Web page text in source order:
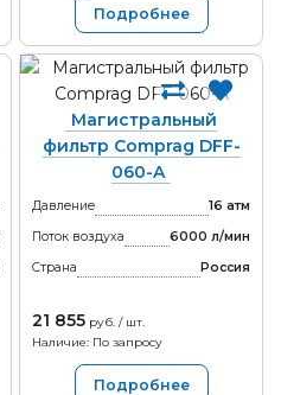
Подробнее
Магистральный
фильтр Comprag DFF-
060-A
Давление
16 атм
Поток воздуха
6000 л/мин
Страна
Россия
21 855 руб. / шт.
Наличие: По запросу
Подробнее